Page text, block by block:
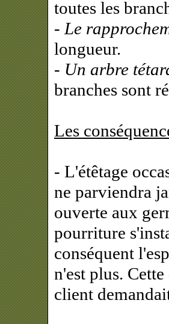
toutes les
- Le
longueur.
- Un arbre
branches sont
Les
- L'étêtage
ne parviendra
ouverte aux
pourriture
conséquent
n'est plus.
client